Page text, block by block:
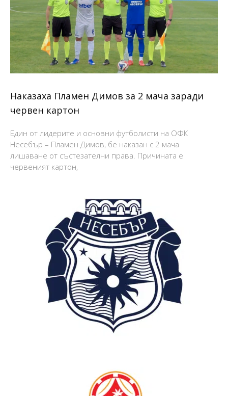
Наказаха Пламен Димов за 2 мача заради
червен картон
Един от лидерите и основни футболисти на ОФК
Несебър – Пламен Димов, бе наказан с 2 мача
лишаване от състезателни права. Причината е
червеният картон,